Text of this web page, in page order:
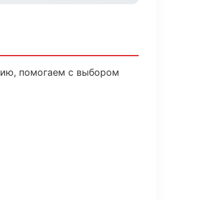
помогаем с выбором